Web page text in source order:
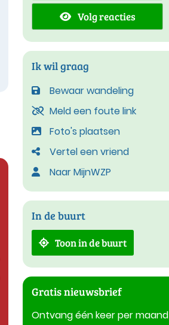
Volg reacties
Ik wil graag
Bewaar wandeling
Meld een foute link
Foto's plaatsen
Vertel een vriend
Naar MijnWZP
In de buurt
Toon in de buurt
Gratis nieuwsbrief
Ontvang één keer per maand